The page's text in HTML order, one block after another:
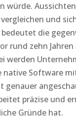
würde.
und
bedeutet die
rund zehn
werden
native Software
genauer
präzise und
Gründe hat.